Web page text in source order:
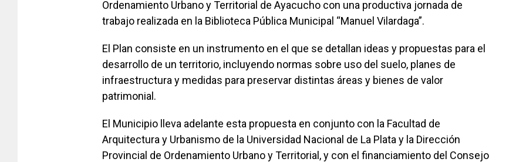
Ordenamiento Urbano y Territorial de Ayacucho con una productiva jornada de
trabajo realizada en la Biblioteca Pública Municipal “Manuel Vilardaga”.
El Plan consiste en un instrumento en el que se detallan ideas y propuestas para el
desarrollo de un territorio, incluyendo normas sobre uso del suelo, planes de
infraestructura y medidas para preservar distintas áreas y bienes de valor
patrimonial.
El Municipio lleva adelante esta propuesta en conjunto con la Facultad de
Arquitectura y Urbanismo de la Universidad Nacional de La Plata y la Dirección
Provincial de Ordenamiento Urbano y Territorial, y con el financiamiento del Consejo